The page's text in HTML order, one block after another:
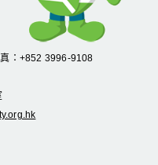
：+852 3996-9108